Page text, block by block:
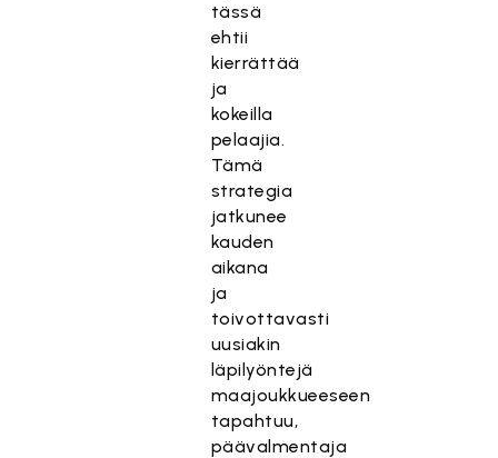
tässä
ehtii
kierrättää
ja
kokeilla
pelaajia.
Tämä
strategia
jatkunee
kauden
aikana
ja
toivottavasti
uusiakin
läpilyöntejä
maajoukkueeseen
tapahtuu,
päävalmentaja